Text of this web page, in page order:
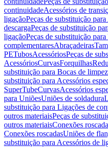
continuidadeAcessórios de
ligaçãoPeças de substituição
descargaPeças de substituição
ligaçãoPeças de substituição
complementaresAbraçadeiras
PETubosAcessóriosPeças de
AcessóriosCurvasForquilhas
substituição para Bocas de
substituição para Acessórios
SuperTubeCurvasAcessórios
para UniõesUniões de soldadura
substituição para Ligações de
outros materiaisPeças de
outros materiaisConexões
Conexões roscadasUniões de
substituição para Acessórios de